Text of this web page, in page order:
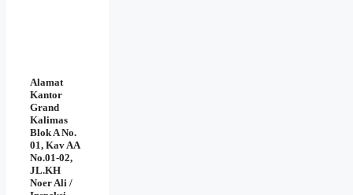
Alamat
Kantor
Grand
Kalimas
Blok A No.
01, Kav AA
No.01-02,
JL.KH
Noer Ali /